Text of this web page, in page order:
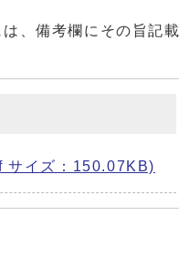
、備考欄にその旨記載
サイズ：150.07KB)